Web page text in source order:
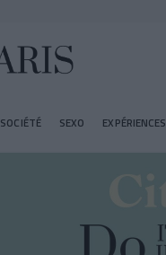
SOCIÉTÉ SEXO EXPÉRIENCES